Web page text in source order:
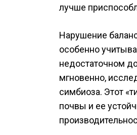
лучше
Нарушение
особенно
недостаточном
мгновенно,
симбиоза. Этот
почвы и ее